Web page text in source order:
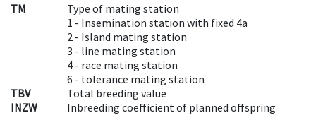
TM
Type of mating station
1 - Insemination station with fixed 4a
2 - Island mating station
3 - line mating station
4 - race mating station
6 - tolerance mating station
TBV
Total breeding value
INZW
Inbreeding coefficient of planned offspring